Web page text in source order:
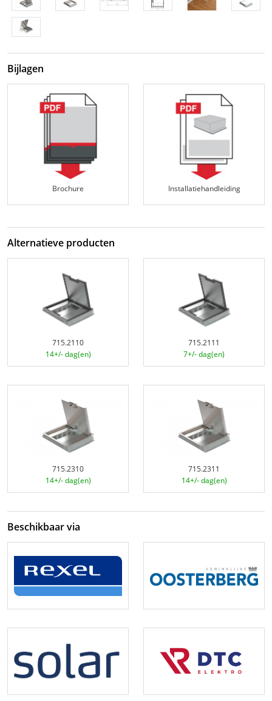
Bijlagen
Brochure Installatiehandleiding
Alternatieve producten
715.2110
14+/- dag(en)
715.2111
7+/- dag(en)
715.2310
14+/- dag(en)
715.2311
14+/- dag(en)
Beschikbaar via